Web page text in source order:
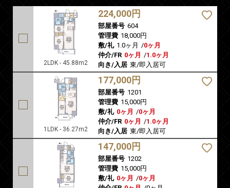
2LDK - 45.88m2
224,000円
部屋番号 604
管理費 18,000円
敷/礼 1.0ヶ月 /0ヶ月
仲介/FR 0ヶ月 /1.0ヶ月
向き/入居 東/即入居可
1LDK - 36.27m2
177,000円
部屋番号 1201
管理費 15,000円
敷/礼 0ヶ月 /0ヶ月
仲介/FR 0ヶ月 /1.0ヶ月
向き/入居 東/即入居可
147,000円
部屋番号 1202
管理費 15,000円
敷/礼 0ヶ月 /0ヶ月